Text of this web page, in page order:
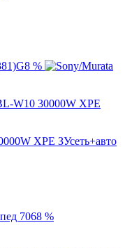
%
XPE ЗУсеть+авто
%